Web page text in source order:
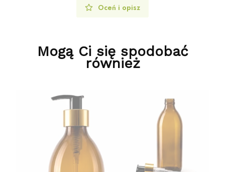
Oceń i opisz
Mogą Ci się spodobać
również